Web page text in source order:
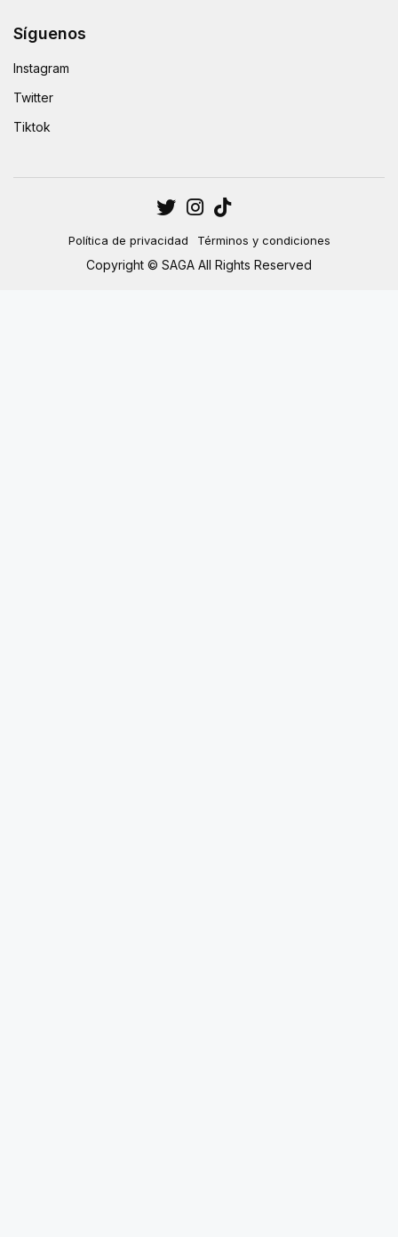
Síguenos
Instagram
Twitter
Tiktok
Política de privacidad Términos y condiciones
Copyright © SAGA All Rights Reserved